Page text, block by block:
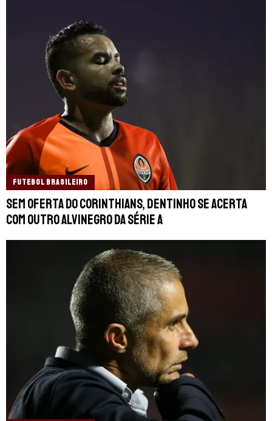
FUTEBOL BRASILEIRO
Sem oferta do Corinthians, Dentinho se acerta
com outro alvinegro da Série A